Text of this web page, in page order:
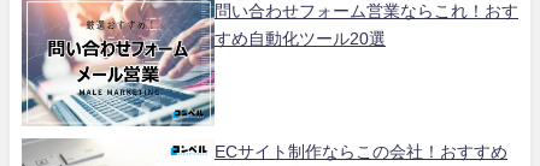
問い合わせフォーム営業ならこれ！おす
すめ自動化ツール20選
ECサイト制作ならこの会社！おすすめ